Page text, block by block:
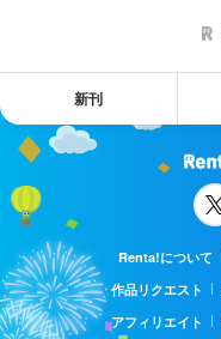
新刊
Renta!について
作品リクエスト
アフィリエイト